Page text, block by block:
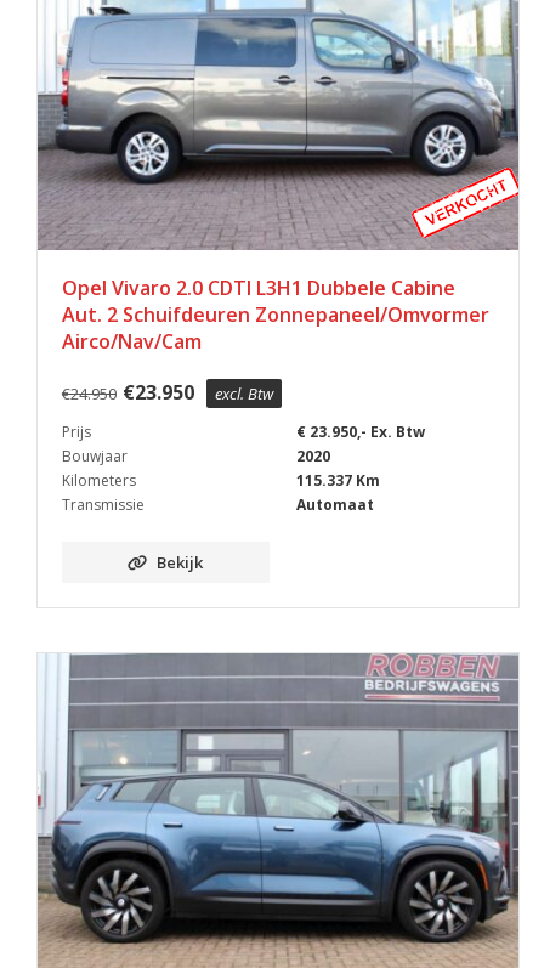
Opel Vivaro 2.0 CDTI L3H1 Dubbele Cabine
Aut. 2 Schuifdeuren Zonnepaneel/Omvormer
Airco/Nav/Cam
€24.950 €23.950 excl. Btw
Prijs
€ 23.950,- Ex. Btw
Bouwjaar
2020
Kilometers
115.337 Km
Transmissie
Automaat
Bekijk